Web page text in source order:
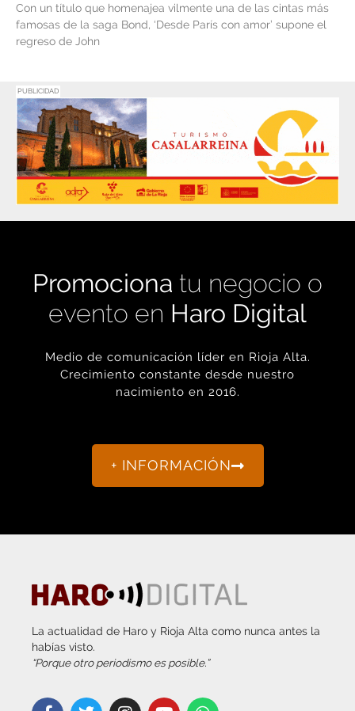
Con un título que homenajea vilmente una de las cintas más
famosas de la saga Bond, ‘Desde París con amor’ supone el
regreso de John
PUBLICIDAD
Promociona tu negocio o
evento en Haro Digital
Medio de comunicación líder en Rioja Alta.
Crecimiento constante desde nuestro
nacimiento en 2016.
+ INFORMACIÓN
La actualidad de Haro y Rioja Alta como nunca antes la
habías visto.
“Porque otro periodismo es posible.”